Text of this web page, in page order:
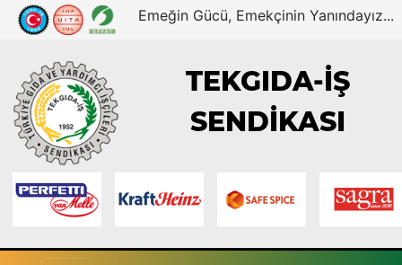
Emeğin Gücü, Emekçinin Yanındayız...
TEKGIDA-İŞ
SENDİKASI